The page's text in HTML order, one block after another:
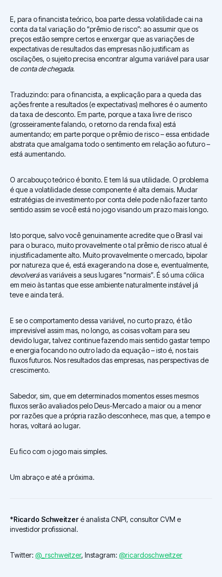
E, para o financista teórico, boa parte dessa volatilidade cai na
conta da tal variação do “prêmio de risco”: ao assumir que os
preços estão sempre certos e enxergar que as variações de
expectativas de resultados das empresas não justificam as
oscilações, o sujeito precisa encontrar alguma variável para usar
de conta de chegada.
Traduzindo: para o financista, a explicação para a queda das
ações frente a resultados (e expectativas) melhores é o aumento
da taxa de desconto. Em parte, porque a taxa livre de risco
(grosseiramente falando, o retorno da renda fixa) está
aumentando; em parte porque o prêmio de risco – essa entidade
abstrata que amalgama todo o sentimento em relação ao futuro –
está aumentando.
O arcabouço teórico é bonito. E tem lá sua utilidade. O problema
é que a volatilidade desse componente é alta demais. Mudar
estratégias de investimento por conta dele pode não fazer tanto
sentido assim se você está no jogo visando um prazo mais longo.
Isto porque, salvo você genuinamente acredite que o Brasil vai
para o buraco, muito provavelmente o tal prêmio de risco atual é
injustificadamente alto. Muito provavelmente o mercado, bipolar
por natureza que é, está exagerando na dose e, eventualmente,
devolveráas variáveis a seus lugares “normais”. É só uma cólica
em meio às tantas que esse ambiente naturalmente instável já
teve e ainda terá.
E se o comportamento dessa variável, no curto prazo, é tão
imprevisível assim mas, no longo, as coisas voltam para seu
devido lugar, talvez continue fazendo mais sentido gastar tempo
e energia focando no outro lado da equação – isto é, nos tais
fluxos futuros. Nos resultados das empresas, nas perspectivas de
crescimento.
Sabedor, sim, que em determinados momentos esses mesmos
fluxos serão avaliados pelo Deus-Mercado a maior ou a menor
por razões que a própria razão desconhece, mas que, a tempo e
horas, voltará ao lugar.
Eu fico com o jogo mais simples.
Um abraço e até a próxima.
*Ricardo Schweitzeré analista CNPI, consultor CVM e
investidor profissional.
Twitter: @_rschweitzer, Instagram: @ricardoschweitzer